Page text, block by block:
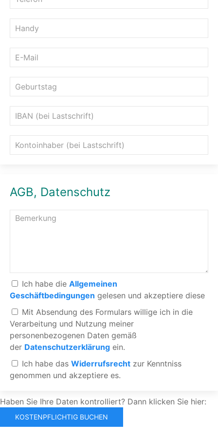
AGB, Datenschutz
Ich habe die Allgemeinen
Geschäftbedingungen gelesen und akzeptiere diese
Mit Absendung des Formulars willige ich in die
Verarbeitung und Nutzung meiner
personenbezogenen Daten gemäß
der Datenschutzerklärung ein.
Ich habe das Widerrufsrecht zur Kenntniss
genommen und akzeptiere es.
Haben Sie Ihre Daten kontrolliert? Dann klicken Sie hier: